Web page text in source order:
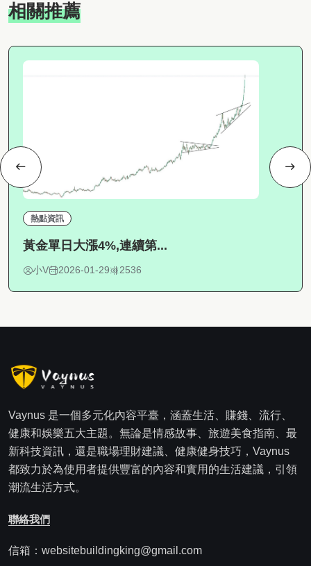
相關推薦
熱點資訊
黃金單日大漲4%,連續第...
小V 2026-01-29 2536
Vaynus 是一個多元化內容平臺，涵蓋生活、賺錢、流行、
健康和娛樂五大主題。無論是情感故事、旅遊美食指南、最
新科技資訊，還是職場理財建議、健康健身技巧，Vaynus
都致力於為使用者提供豐富的內容和實用的生活建議，引領
潮流生活方式。
聯絡我們
信箱：websitebuildingking@gmail.com